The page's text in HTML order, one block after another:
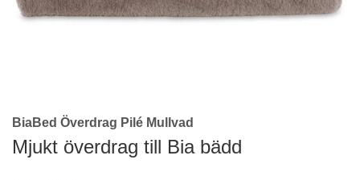
Skip
to
the
BiaBed Överdrag Pilé Mullvad
Mjukt överdrag till Bia bädd